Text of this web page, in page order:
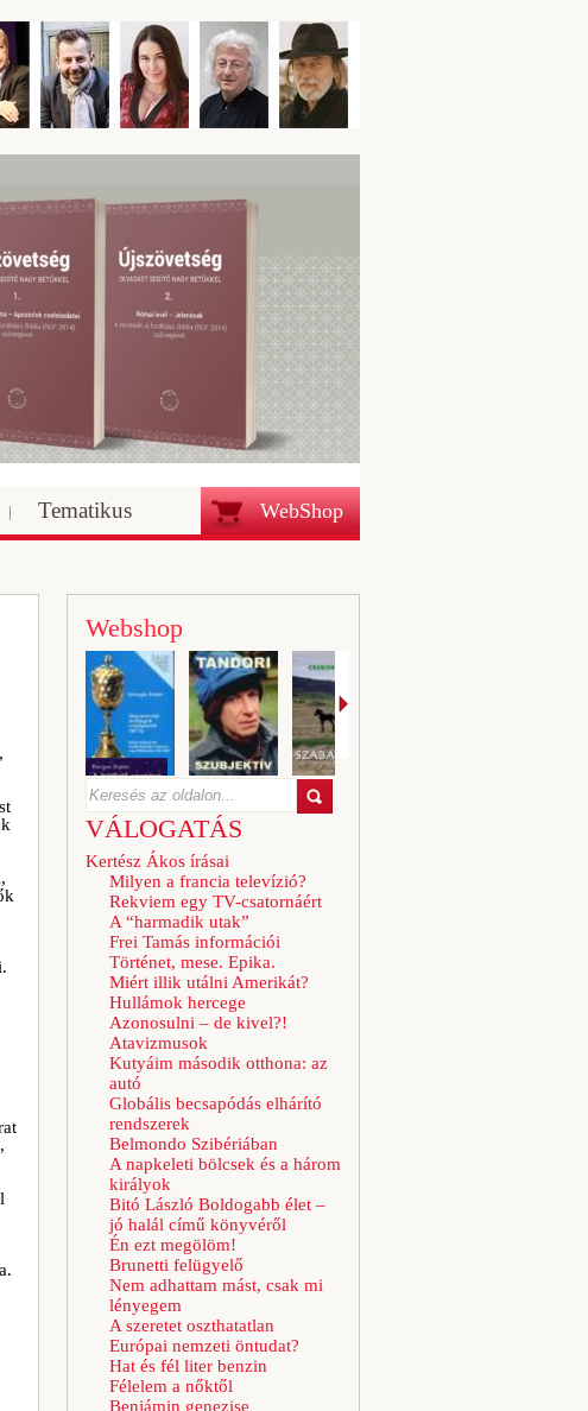
WebShop
Tematikus
Webshop
VÁLOGATÁS
Kertész Ákos írásai
Milyen a francia televízió?
Rekviem egy TV-csatornáért
A “harmadik utak”
Frei Tamás információi
Történet, mese. Epika.
Miért illik utálni Amerikát?
Hullámok hercege
Azonosulni – de kivel?!
Atavizmusok
Kutyáim második otthona: az
autó
Globális becsapódás elhárító
rendszerek
Belmondo Szibériában
A napkeleti bölcsek és a három
királyok
Bitó László Boldogabb élet –
jó halál című könyvéről
Én ezt megölöm!
Brunetti felügyelő
Nem adhattam mást, csak mi
lényegem
A szeretet oszthatatlan
Európai nemzeti öntudat?
Hat és fél liter benzin
Félelem a nőktől
Benjámin genezise